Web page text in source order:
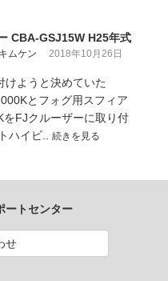
CBA-GSJ15W H25年式
ムケン 2018年10月26日
けようと決めていた
とフォグ用スフィア
をFJクルーザーに取り付
ハイビ.. 続きを見る
ートセンター
せ